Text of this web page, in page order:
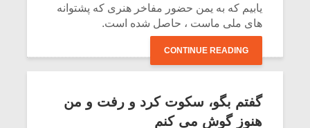
یابیم که به یمن حضور مفاخر هنری که پشتوانه
های ملی ماست ، حاصل شده است.
CONTINUE READING
گفتم بگو، سکوت کرد و رفت و من
هنوز گوش می کنم
میکلوش روژا